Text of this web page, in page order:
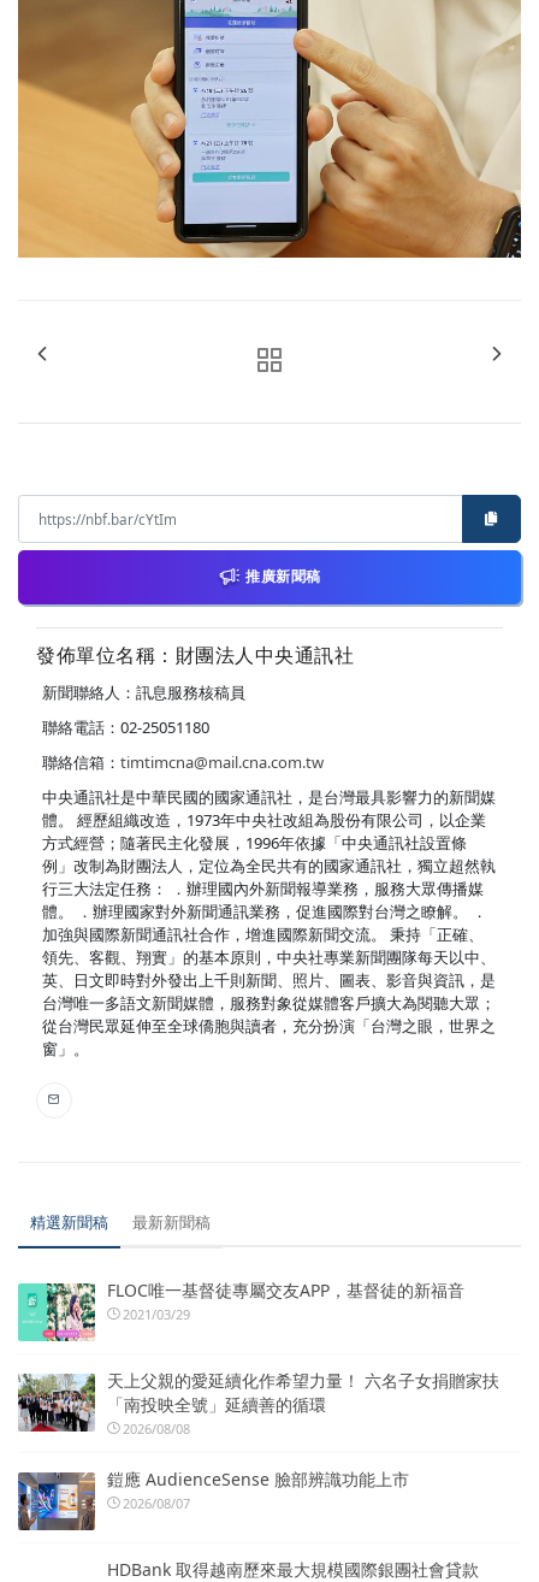
推廣新聞稿
發佈單位名稱：財團法人中央通訊社
新聞聯絡人：訊息服務核稿員
聯絡電話：02-25051180
聯絡信箱： timtimcna@mail.cna.com.tw
中央通訊社是中華民國的國家通訊社，是台灣最具影響力的新聞媒
體。 經歷組織改造，1973年中央社改組為股份有限公司，以企業
方式經營；隨著民主化發展，1996年依據「中央通訊社設置條
例」改制為財團法人，定位為全民共有的國家通訊社，獨立超然執
行三大法定任務： ．辦理國內外新聞報導業務，服務大眾傳播媒
體。 ．辦理國家對外新聞通訊業務，促進國際對台灣之瞭解。 ．
加強與國際新聞通訊社合作，增進國際新聞交流。 秉持「正確、
領先、客觀、翔實」的基本原則，中央社專業新聞團隊每天以中、
英、日文即時對外發出上千則新聞、照片、圖表、影音與資訊，是
台灣唯一多語文新聞媒體，服務對象從媒體客戶擴大為閱聽大眾；
從台灣民眾延伸至全球僑胞與讀者，充分扮演「台灣之眼，世界之
窗」。
精選新聞稿 最新新聞稿
FLOC唯一基督徒專屬交友APP，基督徒的新福音
2021/03/29
天上父親的愛延續化作希望力量！ 六名子女捐贈家扶
「南投映全號」延續善的循環
2026/08/08
鎧應 AudienceSense 臉部辨識功能上市
2026/08/07
HDBank 取得越南歷來最大規模國際銀團社會貸款